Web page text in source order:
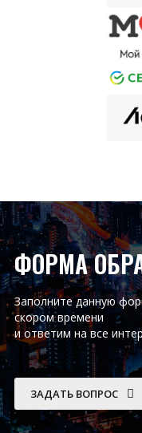
ФОРМА
Заполните данную
скором времени
и ответим на все
ЗАДАТЬ ВОПРОС